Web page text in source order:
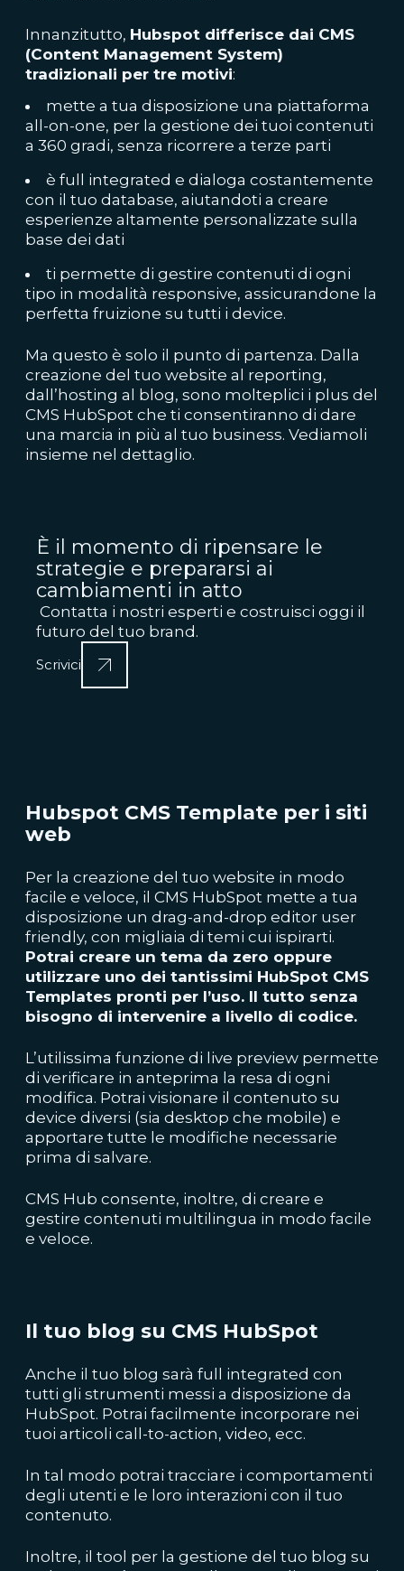
Innanzitutto, Hubspot differisce dai CMS
(Content Management System)
tradizionali per tre motivi:
mette a tua disposizione una piattaforma
all-on-one, per la gestione dei tuoi contenuti
a 360 gradi, senza ricorrere a terze parti
è full integrated e dialoga costantemente
con il tuo database, aiutandoti a creare
esperienze altamente personalizzate sulla
base dei dati
ti permette di gestire contenuti di ogni
tipo in modalità responsive, assicurandone la
perfetta fruizione su tutti i device.
Ma questo è solo il punto di partenza. Dalla
creazione del tuo website al reporting,
dall’hosting al blog, sono molteplici i plus del
CMS HubSpot che ti consentiranno di dare
una marcia in più al tuo business. Vediamoli
insieme nel dettaglio.
È il momento di ripensare le
strategie e prepararsi ai
cambiamenti in atto
Contatta i nostri esperti e costruisci oggi il
futuro del tuo brand.
Scrivici
Hubspot CMS Template per i siti
web
Per la creazione del tuo website in modo
facile e veloce, il CMS HubSpot mette a tua
disposizione un drag-and-drop editor user
friendly, con migliaia di temi cui ispirarti.
Potrai creare un tema da zero oppure
utilizzare uno dei tantissimi HubSpot CMS
Templates pronti per l’uso. Il tutto senza
bisogno di intervenire a livello di codice.
L’utilissima funzione di live preview permette
di verificare in anteprima la resa di ogni
modifica. Potrai visionare il contenuto su
device diversi (sia desktop che mobile) e
apportare tutte le modifiche necessarie
prima di salvare.
CMS Hub consente, inoltre, di creare e
gestire contenuti multilingua in modo facile
e veloce.
Il tuo blog su CMS HubSpot
Anche il tuo blog sarà full integrated con
tutti gli strumenti messi a disposizione da
HubSpot. Potrai facilmente incorporare nei
tuoi articoli call-to-action, video, ecc.
In tal modo potrai tracciare i comportamenti
degli utenti e le loro interazioni con il tuo
contenuto.
Inoltre, il tool per la gestione del tuo blog su